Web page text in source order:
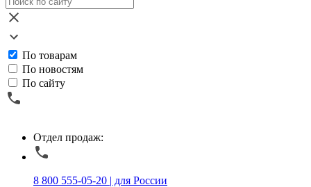
По товарам
По новостям
По сайту
Отдел продаж:
8 800 555-05-20 | для России